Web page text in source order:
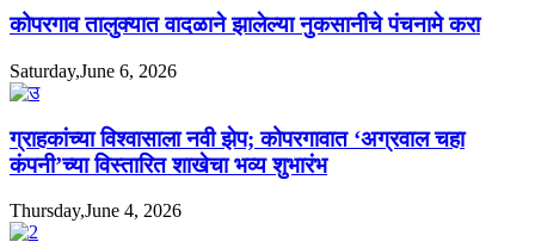
कोपरगाव तालुक्यात वादळाने झालेल्या नुकसानीचे पंचनामे करा
Saturday,June 6, 2026
ग्राहकांच्या विश्वासाला नवी झेप; कोपरगावात ‘अग्रवाल चहा
कंपनी’च्या विस्तारित शाखेचा भव्य शुभारंभ
Thursday,June 4, 2026